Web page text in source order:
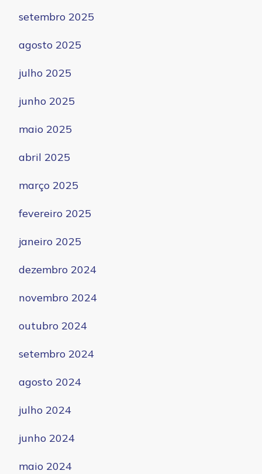
setembro 2025
agosto 2025
julho 2025
junho 2025
maio 2025
abril 2025
março 2025
fevereiro 2025
janeiro 2025
dezembro 2024
novembro 2024
outubro 2024
setembro 2024
agosto 2024
julho 2024
junho 2024
maio 2024